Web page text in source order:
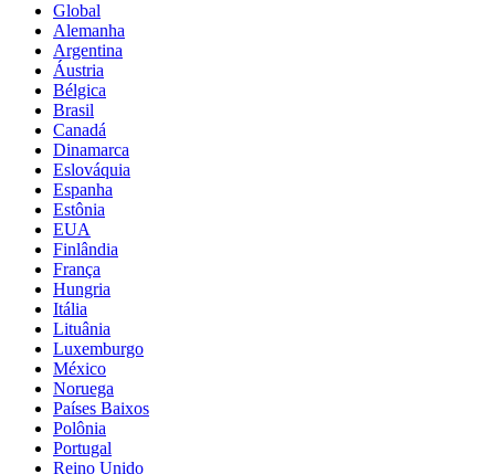
Global
Alemanha
Argentina
Áustria
Bélgica
Brasil
Canadá
Dinamarca
Eslováquia
Espanha
Estônia
EUA
Finlândia
França
Hungria
Itália
Lituânia
Luxemburgo
México
Noruega
Países Baixos
Polônia
Portugal
Reino Unido